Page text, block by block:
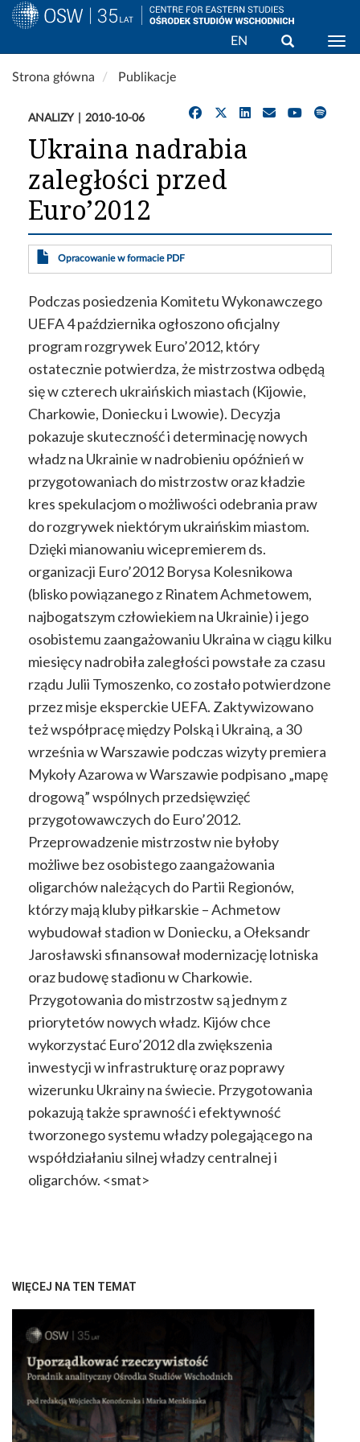
Przejdź
do
EN Wyszukaj
Strona główna Publikacje
ANALIZY 2010-10-06
Ukraina nadrabia
zaległości przed
Euro’2012
Opracowanie w formacie PDF
Podczas posiedzenia Komitetu Wykonawczego
UEFA 4 października ogłoszono oficjalny
program rozgrywek Euro’2012, który
ostatecznie potwierdza, że mistrzostwa odbędą
się w czterech ukraińskich miastach (Kijowie,
Charkowie, Doniecku i Lwowie). Decyzja
pokazuje skuteczność i determinację nowych
władz na Ukrainie w nadrobieniu opóźnień w
przygotowaniach do mistrzostw oraz kładzie
kres spekulacjom o możliwości odebrania praw
do rozgrywek niektórym ukraińskim miastom.
Dzięki mianowaniu wicepremierem ds.
organizacji Euro’2012 Borysa Kolesnikowa
(blisko powiązanego z Rinatem Achmetowem,
najbogatszym człowiekiem na Ukrainie) i jego
osobistemu zaangażowaniu Ukraina w ciągu kilku
miesięcy nadrobiła zaległości powstałe za czasu
rządu Julii Tymoszenko, co zostało potwierdzone
przez misje eksperckie UEFA. Zaktywizowano
też współpracę między Polską i Ukrainą, a 30
września w Warszawie podczas wizyty premiera
Mykoły Azarowa w Warszawie podpisano„mapę
drogową” wspólnych przedsięwzięć
przygotowawczych do Euro’2012.
Przeprowadzenie mistrzostw nie byłoby
możliwe bez osobistego zaangażowania
oligarchów należących do Partii Regionów,
którzy mają kluby piłkarskie – Achmetow
wybudował stadion w Doniecku, a Ołeksandr
Jarosławski sfinansował modernizację lotniska
oraz budowę stadionu w Charkowie.
Przygotowania do mistrzostw są jednym z
priorytetów nowych władz. Kijów chce
wykorzystać Euro’2012 dla zwiększenia
inwestycji w infrastrukturę oraz poprawy
wizerunku Ukrainy na świecie. Przygotowania
pokazują także sprawność i efektywność
tworzonego systemu władzy polegającego na
współdziałaniu silnej władzy centralnej i
oligarchów. <smat>
WIĘCEJ NA TEN TEMAT